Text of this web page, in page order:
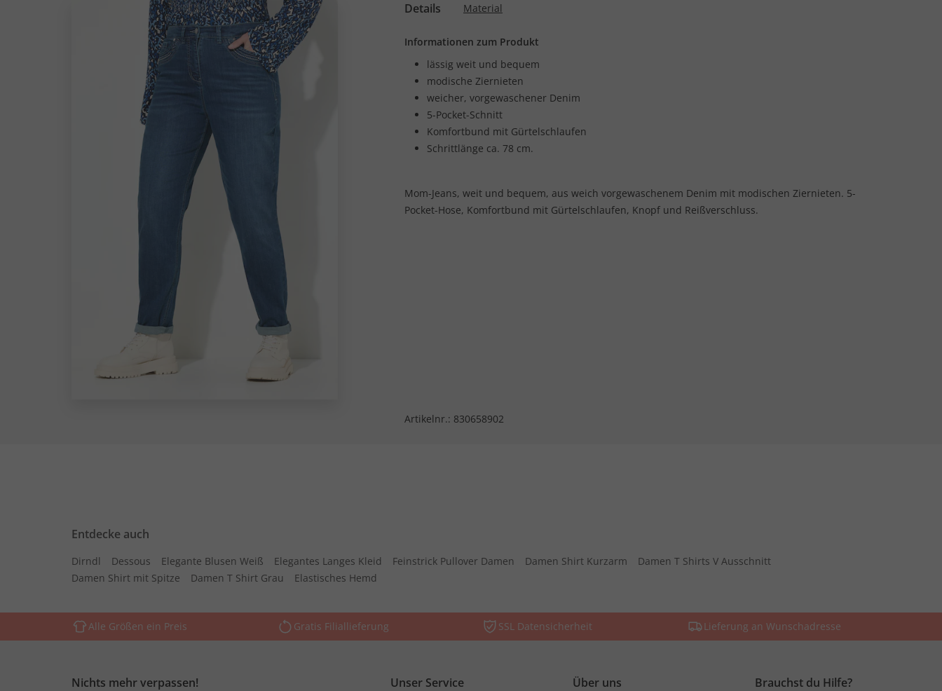
Details Material
Informationen zum Produkt
lässig weit und bequem
modische Ziernieten
weicher, vorgewaschener Denim
5-Pocket-Schnitt
Komfortbund mit Gürtelschlaufen
Schrittlänge ca. 78 cm.
Mom-Jeans, weit und bequem, aus weich vorgewaschenem Denim mit modischen Ziernieten. 5-
Pocket-Hose, Komfortbund mit Gürtelschlaufen, Knopf und Reißverschluss.
Artikelnr.: 830658902
Entdecke auch
Dirndl Dessous Elegante Blusen Weiß Elegantes Langes Kleid Feinstrick Pullover Damen Damen Shirt Kurzarm
Damen T Shirts V Ausschnitt
Damen Shirt mit Spitze
Damen T Shirt Grau Elastisches Hemd
Alle Größen ein Preis Gratis Filiallieferung SSL Datensicherheit Lieferung an Wunschadresse
Nichts mehr verpassen! Unser Service Über uns Brauchst du Hilfe?